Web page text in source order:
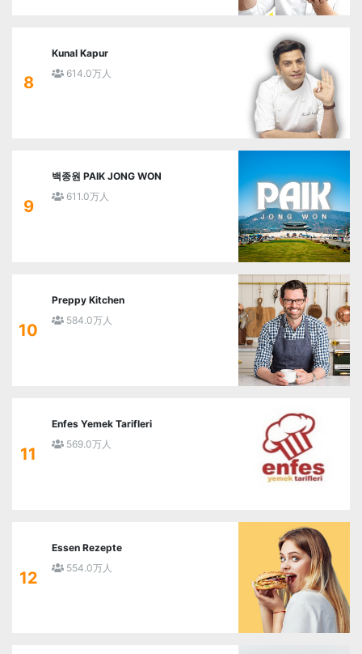
8
Kunal Kapur
614.0万人
9
백종원 PAIK JONG WON
611.0万人
10
Preppy Kitchen
584.0万人
11
Enfes Yemek Tarifleri
569.0万人
12
Essen Rezepte
554.0万人